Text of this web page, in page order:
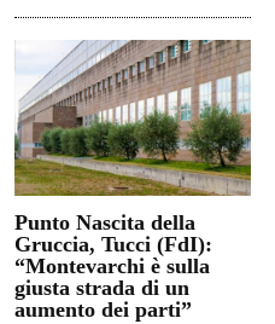
Punto Nascita della
Gruccia, Tucci (FdI):
“Montevarchi è sulla
giusta strada di un
aumento dei parti”